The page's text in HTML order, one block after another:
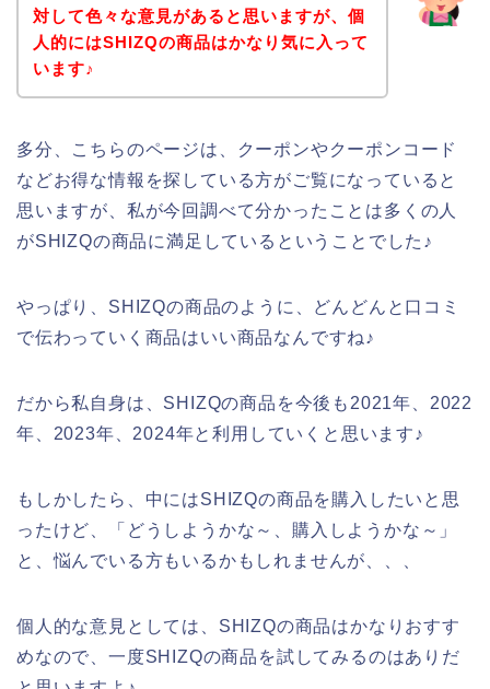
対して色々な意見があると思いますが、個
人的にはSHIZQの商品はかなり気に入って
います♪
多分、こちらのページは、クーポンやクーポンコード
などお得な情報を探している方がご覧になっていると
思いますが、私が今回調べて分かったことは多くの人
がSHIZQの商品に満足しているということでした♪
やっぱり、SHIZQの商品のように、どんどんと口コミ
で伝わっていく商品はいい商品なんですね♪
だから私自身は、SHIZQの商品を今後も2021年、2022
年、2023年、2024年と利用していくと思います♪
もしかしたら、中にはSHIZQの商品を購入したいと思
ったけど、「どうしようかな～、購入しようかな～」
と、悩んでいる方もいるかもしれませんが、、、
個人的な意見としては、SHIZQの商品はかなりおすす
めなので、一度SHIZQの商品を試してみるのはありだ